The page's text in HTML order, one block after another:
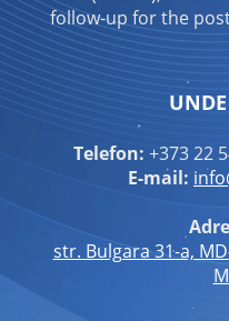
follow-up for the
Telefon: +373 22
E-mail:
str. Bulgara 31-a,